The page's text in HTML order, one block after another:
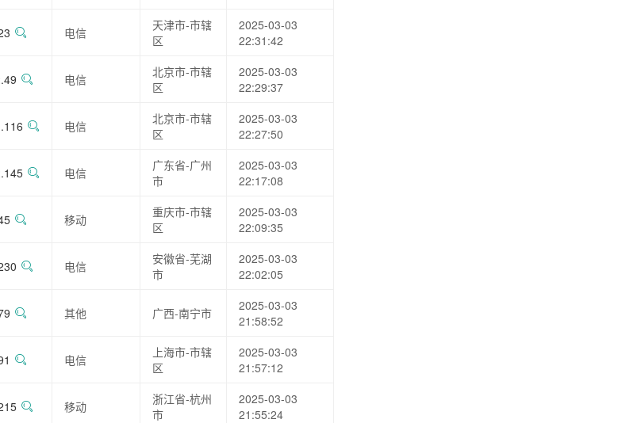
电信
天津市-市辖
区
2025-03-03
22:31:42
电信
北京市-市辖
区
2025-03-03
22:29:37
电信
北京市-市辖
区
2025-03-03
22:27:50
电信
广东省-广州
市
2025-03-03
22:17:08
移动
重庆市-市辖
区
2025-03-03
22:09:35
电信
安徽省-芜湖
市
2025-03-03
22:02:05
其他 广西-南宁市
2025-03-03
21:58:52
电信
上海市-市辖
区
2025-03-03
21:57:12
移动
浙江省-杭州
市
2025-03-03
21:55:24